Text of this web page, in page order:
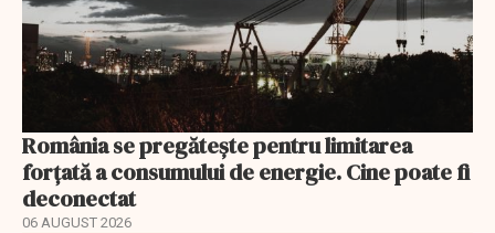
România se pregătește pentru limitarea
forțată a consumului de energie. Cine poate fi
deconectat
06 AUGUST 2026